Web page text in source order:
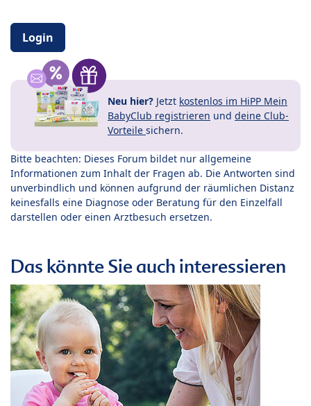
Login
Neu hier? Jetzt kostenlos im HiPP Mein
BabyClub registrieren und deine Club-
Vorteile sichern.
Bitte beachten: Dieses Forum bildet nur allgemeine
Informationen zum Inhalt der Fragen ab. Die Antworten sind
unverbindlich und können aufgrund der räumlichen Distanz
keinesfalls eine Diagnose oder Beratung für den Einzelfall
darstellen oder einen Arztbesuch ersetzen.
Das könnte Sie auch interessieren